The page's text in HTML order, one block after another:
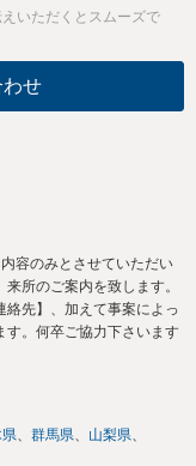
いただくとスムーズで
わせ
容のみとさせていただい
所のご案内を致します。
絡先】、加えて事案によっ
す。何卒ご協力下さいます
群馬県
山梨県